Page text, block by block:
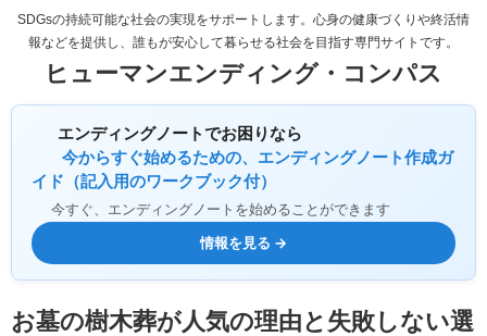
SDGsの持続可能な社会の実現をサポートします。心身の健康づくりや終活情
報などを提供し、誰もが安心して暮らせる社会を目指す専門サイトです。
ヒューマンエンディング・コンパス
エンディングノートでお困りなら
今からすぐ始めるための、エンディングノート作成ガ
イド（記入用のワークブック付）
今すぐ、エンディングノートを始めることができます
情報を見る →
お墓の樹木葬が人気の理由と失敗しない選